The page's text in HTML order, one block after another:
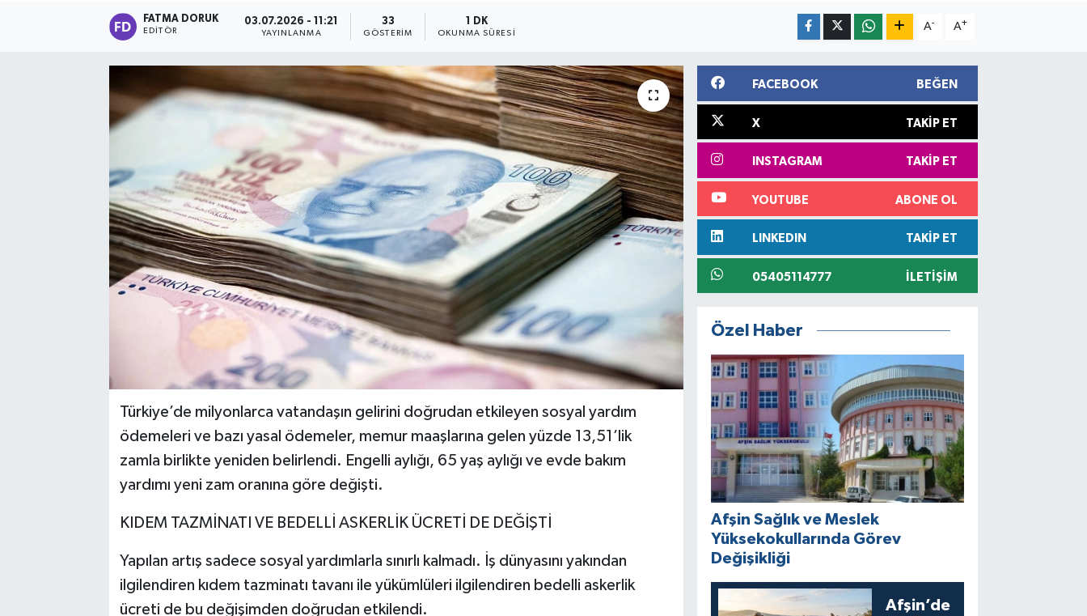
FATMA DORUK
EDITÖR
03.07.2026 - 11:21
YAYINLANMA
33
GÖSTERIM
1 DK
OKUNMA SÜRESI
A- A+
Türkiye’de milyonlarca vatandaşın gelirini doğrudan etkileyen sosyal yardım
ödemeleri ve bazı yasal ödemeler, memur maaşlarına gelen yüzde 13,51’lik
zamla birlikte yeniden belirlendi. Engelli aylığı, 65 yaş aylığı ve evde bakım
yardımı yeni zam oranına göre değişti.
KIDEM TAZMİNATI VE BEDELLİ ASKERLİK ÜCRETİ DE DEĞİŞTİ
Yapılan artış sadece sosyal yardımlarla sınırlı kalmadı. İş dünyasını yakından
ilgilendiren kıdem tazminatı tavanı ile yükümlüleri ilgilendiren bedelli askerlik
ücreti de bu değişimden doğrudan etkilendi.
FACEBOOK BEĞEN
X TAKIP ET
INSTAGRAM TAKIP ET
YOUTUBE ABONE OL
LINKEDIN TAKIP ET
05405114777 İLETIŞIM
Özel Haber
Afşin Sağlık ve Meslek
Yüksekokullarında Görev
Değişikliği
Afşin’de